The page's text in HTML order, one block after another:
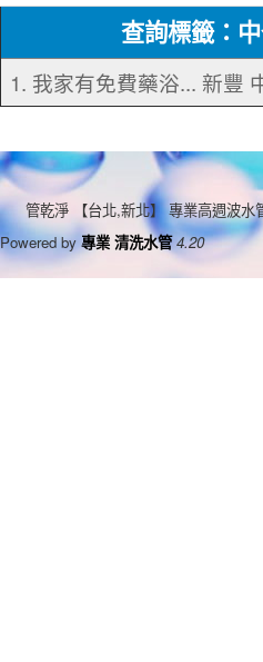
查詢標籤：
1. 我家有免費藥浴... 新豐
管乾淨 【台北,新北】 專業高週波水
Powered by 專業 清洗水管 4.20